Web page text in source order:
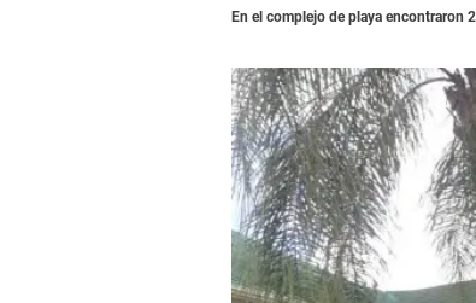
En el complejo de playa encontraron